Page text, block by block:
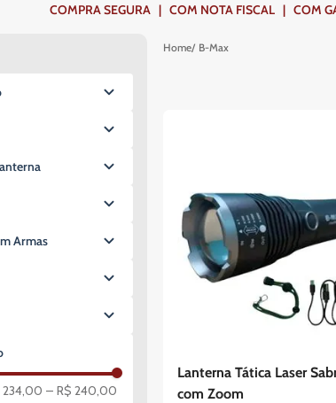
COMPRA SEGURA | COM NOTA FISCAL | COM
Armas
234,00 – R$ 240,00
B-Max
Lanterna Tática Laser
com Zoom